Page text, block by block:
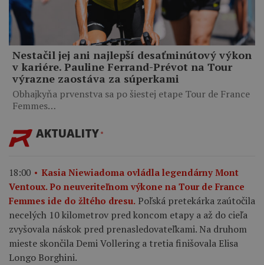
Nestačil jej ani najlepší desaťminútový výkon
v kariére. Pauline Ferrand-Prévot na Tour
výrazne zaostáva za súperkami
Obhajkyňa prvenstva sa po šiestej etape Tour de France
Femmes…
AKTUALITY
18:00
Kasia Niewiadoma ovládla legendárny Mont
Ventoux. Po neuveriteľnom výkone na Tour de France
Femmes ide do žltého dresu. Poľská pretekárka zaútočila
necelých 10 kilometrov pred koncom etapy a až do cieľa
zvyšovala náskok pred prenasledovateľkami. Na druhom
mieste skončila Demi Vollering a tretia finišovala Elisa
Longo Borghini.